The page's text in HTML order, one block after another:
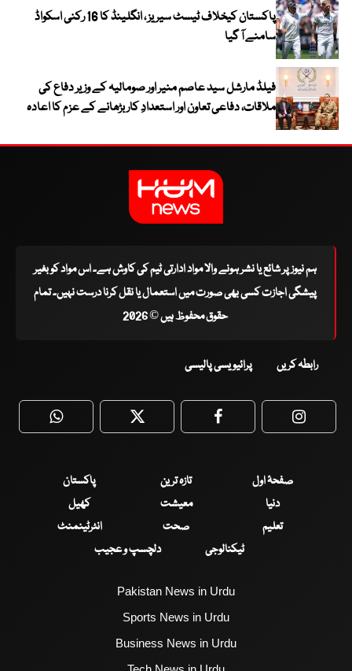
پاکستان کیخلاف ٹیسٹ سیریز ، انگلینڈ کا 16 رکنی اسکواڈ
سامنے آ گیا
فیلڈ مارشل سید عاصم منیر اور صومالیہ کے وزیر دفاع کی
ملاقات، دفاعی تعاون اور استعدادِ کار بڑھانے کے عزم کا اعادہ
ہم نیوز پر شائع یا نشر ہونے والا مواد ادارتی ٹیم کی کاوش ہے۔ اس مواد کو بغیر
پیشگی اجازت کسی بھی صورت میں استعمال یا نقل کرنا درست نہیں۔ تمام
حقوق محفوظ ہیں © 2026
رابطہ کریں پرائیویسی پالیسی
WhatsApp Twitter Facebook
صفحۂ اول تازہ ترین
پاکستان
دنیا
معیشت
کھیل
تعلیم
صحت
انٹرٹینمنٹ
ٹیکنالوجی
دلچسپ و عجیب
Pakistan News in Urdu
Sports News in Urdu
Business News in Urdu